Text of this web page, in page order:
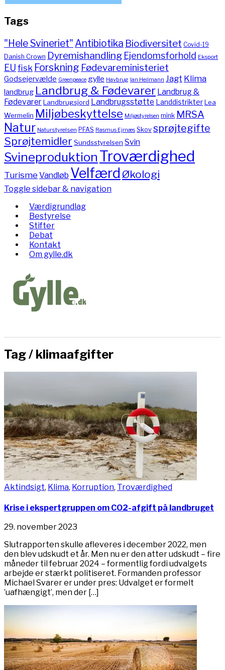
Tags
"Hele Svineriet" Antibiotika Biodiversitet Covid-19
Danish Crown Dyremishandling Ejendomsforhold Eksport
EUfisk Forskning Fødevareministeriet
Godsejervælde Greenpeace gylle Havbrug Ian Heilmann Jagt Klima
landbrug Landbrug & Fødevarer Landbrug &
FødevarerLandbrugsjord Landbrugsstøtte LanddistrikterLea
Wermelin Miljøbeskyttelse Miljøstyrelsen mink MRSA
Natur Naturstyrelsen PFAS Rasmus Ejrnæs Skov sprøjtegifte
Sprøjtemidler Sundsstyrelsen Svin
Svineproduktion Troværdighed
TurismeVandløb Velfærd Økologi
Toggle sidebar & navigation
Værdigrundlag
Bestyrelse
Stifter
Debat
Kontakt
Om gylle.dk
Tag / klimaafgifter
Aktindsigt, Klima, Korruption, Troværdighed
Krise i ekspertgruppen om CO2-afgift på landbruget
29. november 2023
Slutrapporten skulle afleveres i december 2022, men
den blev udskudt et år. Men nu er den atter udskudt – fire
måneder til februar 2024 – formentlig fordi udvalgets
arbejde er stærkt politiseret. Formanden professor
Michael Svarer er under pres: Udvalget er formelt
’uafhængigt’, men der […]